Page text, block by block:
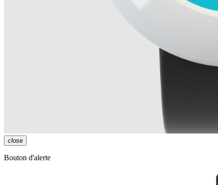
close
Bouton d'alerte